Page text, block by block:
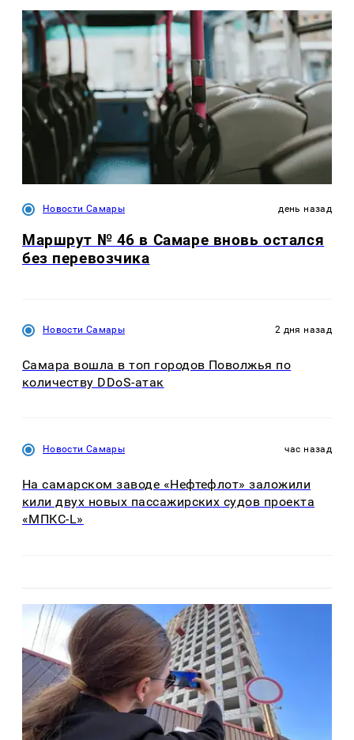
Новости Самары день назад
Маршрут № 46 в Самаре вновь остался
без перевозчика
Новости Самары 2 дня назад
Самара вошла в топ городов Поволжья по
количеству DDoS-атак
Новости Самары час назад
На самарском заводе «Нефтефлот» заложили
кили двух новых пассажирских судов проекта
«МПКС-L»